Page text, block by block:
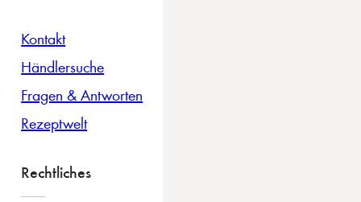
Kontakt
Händlersuche
Fragen & Antworten
Rezeptwelt
Rechtliches